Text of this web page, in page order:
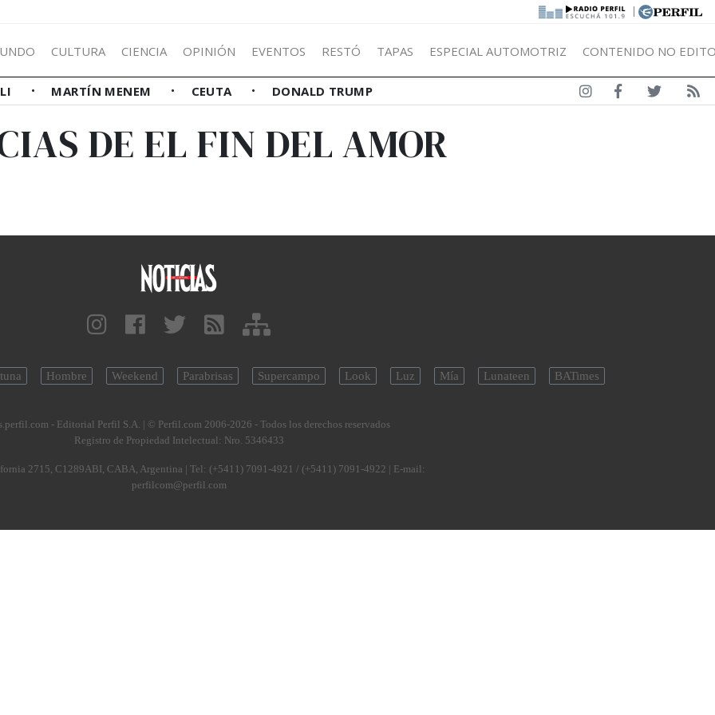
|
CULTURA CIENCIA OPINIÓN EVENTOS RESTÓ TAPAS ESPECIAL AUTOMOTRIZ CONTENIDO NO
MARTÍN MENEM CEUTA DONALD TRUMP
DE EL FIN DEL AMOR
Hombre Weekend Parabrisas Supercampo Look Luz Mía Lunateen BATimes
- Editorial Perfil S.A. | © Perfil.com 2006-2026 - Todos los derechos reservados
Registro de Propiedad Intelectual: Nro. 5346433
2715, C1289ABI, CABA, Argentina | Tel: (+5411) 7091-4921 / (+5411) 7091-4922 | E-mail:
perfilcom@perfil.com